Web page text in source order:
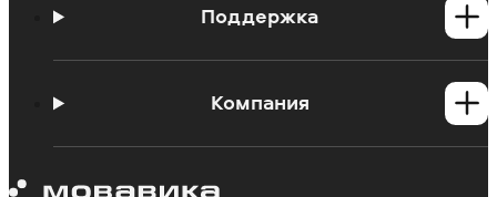
Программы для MacПоддержка
Инструкции
Системные требования программ
Компания
Работа в Мовавике